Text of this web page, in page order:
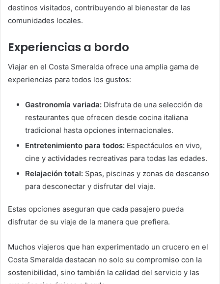
destinos visitados, contribuyendo al bienestar de las
comunidades locales.
Experiencias a bordo
Viajar en el Costa Smeralda ofrece una amplia gama de
experiencias para todos los gustos:
Gastronomía variada: Disfruta de una selección de
restaurantes que ofrecen desde cocina italiana
tradicional hasta opciones internacionales.
Entretenimiento para todos: Espectáculos en vivo,
cine y actividades recreativas para todas las edades.
Relajación total: Spas, piscinas y zonas de descanso
para desconectar y disfrutar del viaje.
Estas opciones aseguran que cada pasajero pueda
disfrutar de su viaje de la manera que prefiera.
Muchos viajeros que han experimentado un crucero en el
Costa Smeralda destacan no solo su compromiso con la
sostenibilidad, sino también la calidad del servicio y las